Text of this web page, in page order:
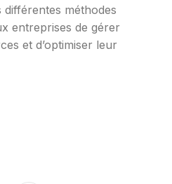
méthodes
entreprises de gérer
et d’optimiser leur